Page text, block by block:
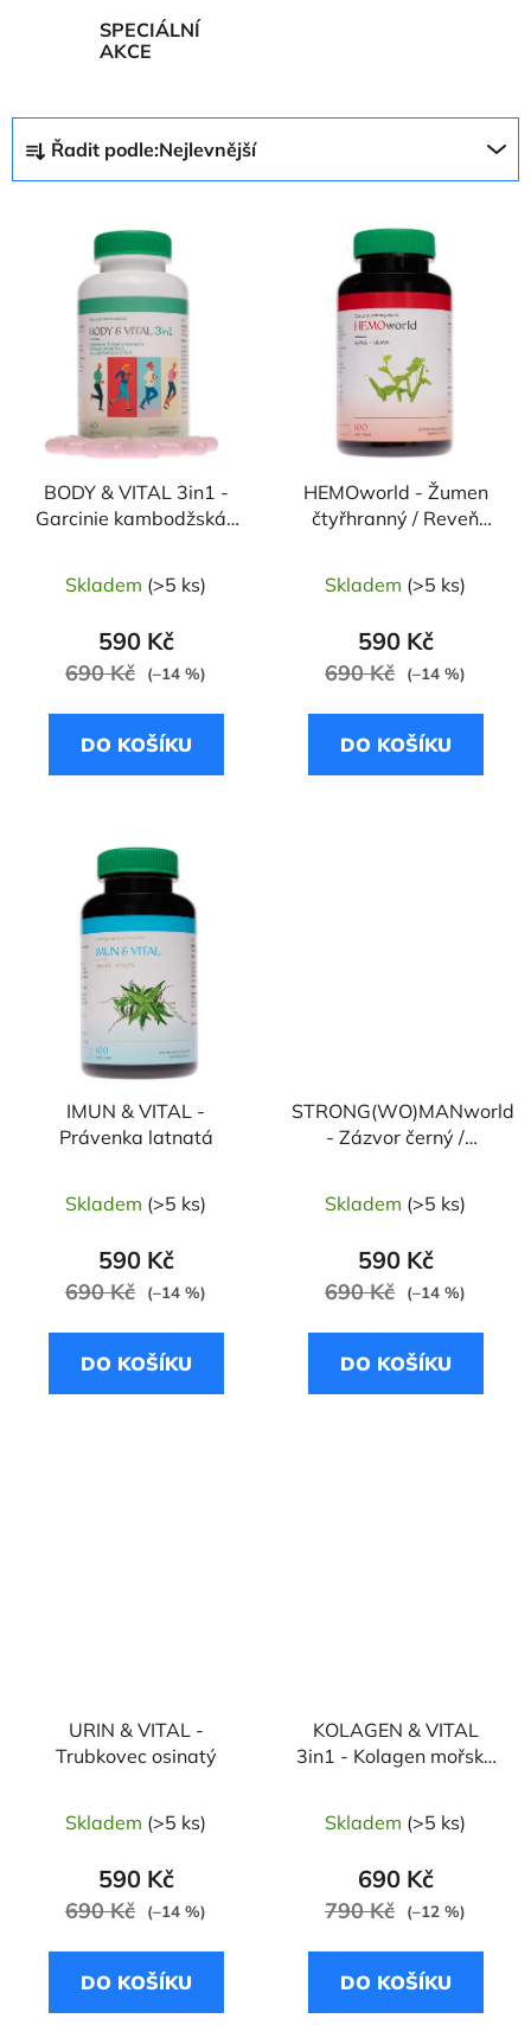
SPECIÁLNÍ
AKCE
Ř
z
Řadit podle:Nejlevnější
BODY & VITAL 3in1 -
Garcinie kambodžská /
Skladem (>5 ks)
590 Kč
690 Kč (–14 %)
DO KOŠÍKU
HEMOworld - Žumen
čtyřhranný / Reveň
Skladem (>5 ks)
590 Kč
690 Kč (–14 %)
DO KOŠÍKU
IMUN & VITAL -
Právenka latnatá
Skladem (>5 ks)
590 Kč
690 Kč (–14 %)
DO KOŠÍKU
STRONG(WO)MANworld
- Zázvor černý /
Skladem (>5 ks)
590 Kč
690 Kč (–14 %)
DO KOŠÍKU
URIN & VITAL -
Trubkovec osinatý
Skladem (>5 ks)
590 Kč
690 Kč (–14 %)
DO KOŠÍKU
KOLAGEN & VITAL
3in1 - Kolagen mořský
Skladem (>5 ks)
690 Kč
790 Kč (–12 %)
DO KOŠÍKU